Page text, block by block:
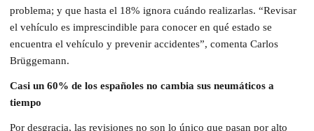
problema; y que hasta el 18% ignora cuándo realizarlas. “Revisar
el vehículo es imprescindible para conocer en qué estado se
encuentra el vehículo y prevenir accidentes”, comenta Carlos
Brüggemann.
Casi un 60% de los españoles no cambia sus neumáticos a
tiempo
Por desgracia, las revisiones no son lo único que pasan por alto